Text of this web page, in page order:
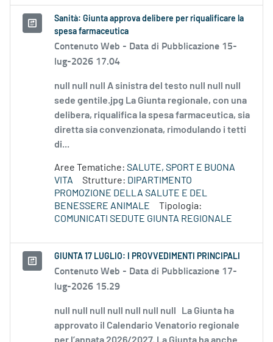
Sanità: Giunta approva delibere per riqualificare la
spesa farmaceutica
Contenuto Web - Data di Pubblicazione 15-
lug-2026 17.04
null null null A sinistra del testo null null null
sede gentile.jpg La Giunta regionale, con una
delibera, riqualifica la spesa farmaceutica, sia
diretta sia convenzionata, rimodulando i tetti
di...
Aree Tematiche: SALUTE, SPORT E BUONA
VITA
Strutture: DIPARTIMENTO
PROMOZIONE DELLA SALUTE E DEL
BENESSERE ANIMALE
Tipologia:
COMUNICATI SEDUTE GIUNTA REGIONALE
GIUNTA 17 LUGLIO: I PROVVEDIMENTI PRINCIPALI
Contenuto Web - Data di Pubblicazione 17-
lug-2026 15.29
null null null null null null null La Giunta ha
approvato il Calendario Venatorio regionale